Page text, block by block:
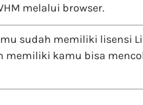
melalui browser.
sudah memiliki lisensi
kamu bisa